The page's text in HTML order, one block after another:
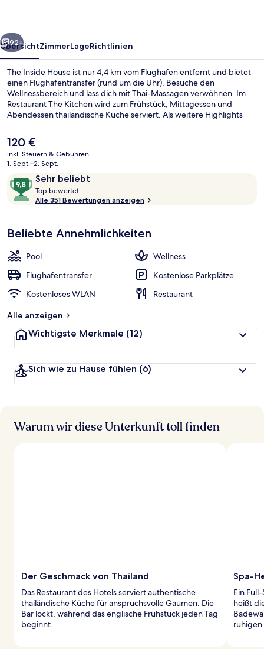
Weiter
92+
ÜbersichtZimmerLageRichtlinien
The Inside House ist nur 4,4 km vom Flughafen entfernt und bietet
einen Flughafentransfer (rund um die Uhr). Besuche den
Wellnessbereich und lass dich mit Thai-Massagen verwöhnen. Im
Restaurant The Kitchen wird zum Frühstück, Mittagessen und
Abendessen thailändische Küche serviert. Als weitere Highlights
Loungebar und ein Kinderbecken. Andere Reisende haben viel
Gutes über das hilfsbereite Personal zu berichten.
Der
aktuelle
Preis
120 €.
120 €
inkl. Steuern & Gebühren
1. Sept.–2. Sept.
Bewertungen
Sehr beliebt
9,8
von
10,
beliebt
Top bewertet
o
b
r
e
Alle 351 Bewertungen anzeigen
Beliebte Annehmlichkeiten
Pool
Wellness
Flughafentransfer
Kostenlose Parkplätze
Kostenloses WLAN
Restaurant
Alle anzeigen
Wichtigste Merkmale (12)
Sich wie zu Hause fühlen (6)
Warum wir diese Unterkunft toll finden
Der Geschmack von Thailand
Das Restaurant des Hotels serviert authentische
thailändische Küche für anspruchsvolle Gaumen. Die
Bar lockt, während das englische Frühstück jeden Tag
beginnt.
Spa-
Ein
heißt
ruhigen